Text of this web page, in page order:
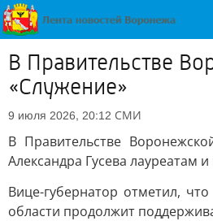
В Правительстве
«Служение»
9 июля 2026, 20:12 СМИ
В Правительстве
Александра Гусева лауреатам
Вице-губернатор отметил,
области продолжит